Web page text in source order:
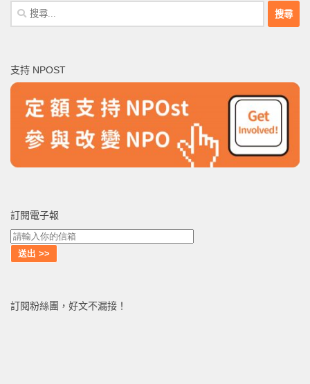
搜
尋
字:
支持 NPOST
訂閱電子報
訂閱粉絲團，好文不漏接！